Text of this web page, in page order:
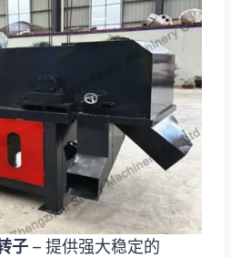
子– 提供强大稳定的